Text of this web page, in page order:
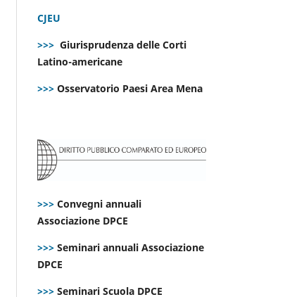
CJEU
>>> Giurisprudenza delle Corti
Latino-americane
>>> Osservatorio Paesi Area Mena
>>> Convegni annuali
Associazione DPCE
>>> Seminari annuali Associazione
DPCE
>>> Seminari Scuola DPCE